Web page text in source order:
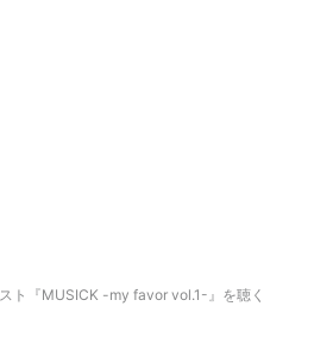
ト『MUSICK -my favor vol.1-』を聴く